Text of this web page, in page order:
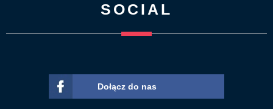
SOCIAL
Dołącz do nas